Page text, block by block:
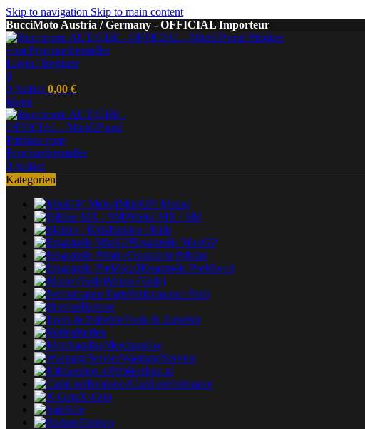
Skip to navigation Skip to main content
BucciMoto Austria / Germany - OFFICIAL Importeur
Login / Register
0
0 Artikel 0,00 €
Menü
0 Artikel
Kategorien
MiniGP/ Moto4
Pitbike MX / SM
Elektro / Kids
Ersatzteile MiniGP
Ersatzteile Pitbike
Ersatzteile PreMoto3
Motor (Teile)
Performance Parts
Bremse
Tools & Zubehör
Reifen
Merchandise
Wartung/Service
Pitbikeshop.at
Capit performance
X-Grip
Sale
Enduro